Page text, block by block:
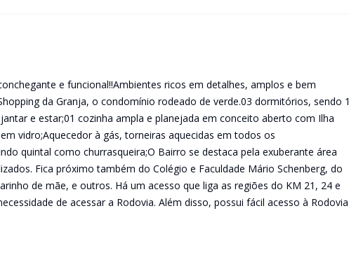
e funcional!!Ambientes ricos em detalhes, amplos e bem
da Granja, o condomínio rodeado de verde.03 dormitórios, sendo 1
e estar;01 cozinha ampla e planejada em conceito aberto com Ilha
vidro;Aquecedor à gás, torneiras aquecidas em todos os
quintal como churrasqueira;O Bairro se destaca pela exuberante área
Fica próximo também do Colégio e Faculdade Mário Schenberg, do
de mãe, e outros. Há um acesso que liga as regiões do KM 21, 24 e
de acessar a Rodovia. Além disso, possui fácil acesso à Rodovia